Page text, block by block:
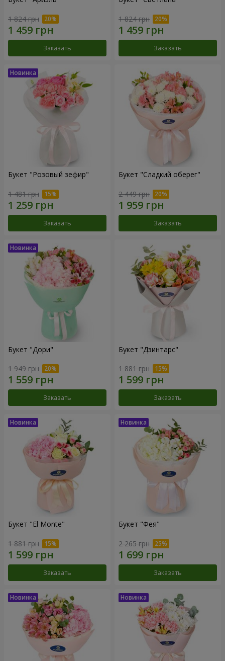
1 824 грн
Заказать
1 824 грн
Заказать
Букет "Розовый зефир"
1 481 грн
Заказать
Букет "Сладкий оберег"
2 449 грн
Заказать
Букет "Дори"
1 949 грн
Заказать
Букет "Дзинтарс"
1 881 грн
Заказать
Букет "El Monte"
1 881 грн
Заказать
Букет "Фея"
2 265 грн
Заказать